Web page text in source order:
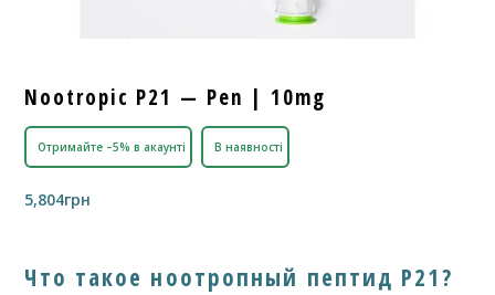
Nootropic P21 — Pen | 10mg
Отримайте –5% в акаунті В наявності
5,804грн
Что такое ноотропный пептид P21?